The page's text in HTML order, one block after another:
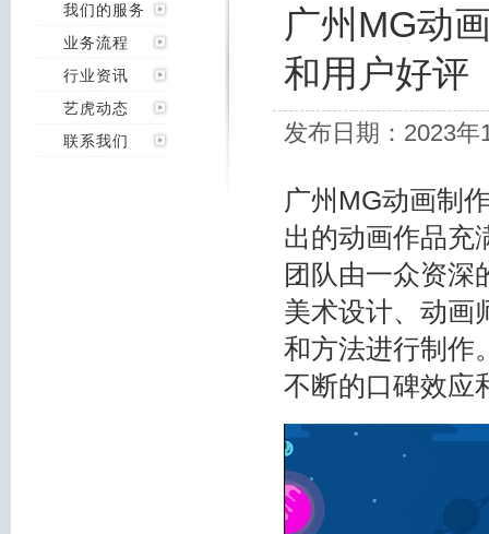
我们的服务
业务流程
行业资讯
艺虎动态
联系我们
广州MG动
和用户好评
发布日期：2023
广州MG动画制
出的动画作品充
团队由一众资深
美术设计、动画
和方法进行制作
不断的口碑效应